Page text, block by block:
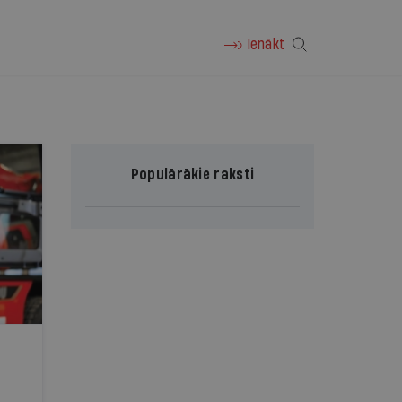
Ienākt
Populārākie raksti